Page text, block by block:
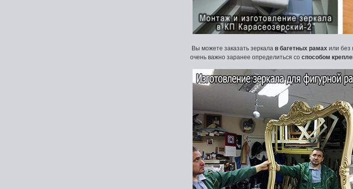
Вы можете заказать зеркала в багетных рамах или без
очень важно заранее определиться соспособом